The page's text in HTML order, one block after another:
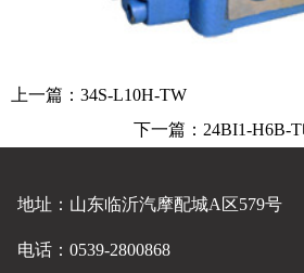
上一篇： 34S-L10H-TW
下一篇： 24BI1-H6B-
地址：山东临沂汽摩配城A区579号
电话：0539-2800868